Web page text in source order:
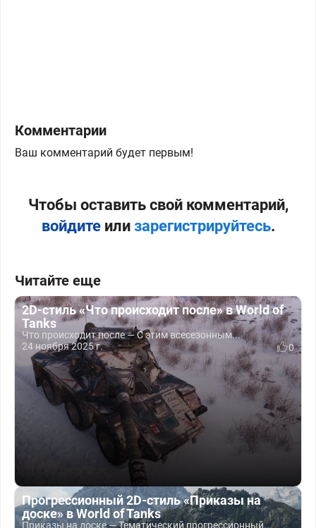
Комментарии
Ваш комментарий будет первым!
Чтобы оставить свой комментарий,
войдитеили зарегистрируйтесь.
Читайте еще
2D-стиль «Что происходит после» в World of
Tanks
Что происходит после — С этим всесезонным...
24 ноября 2025 г.
0
Прогрессионный 2D-стиль «Приказы на
доске» в World of Tanks
Приказы на доске — Тематический прогрессионный...